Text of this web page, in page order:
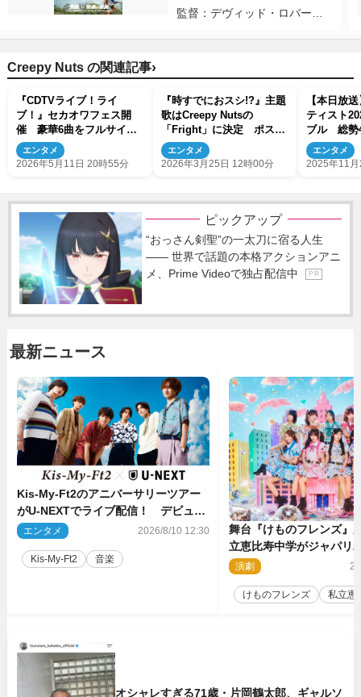
監督：デヴィッド・ロバー
Creepy Nuts の関連記事›
『CDTVライブ！ライ
ブ！』セカオワフェス開
催 豪華6曲をフルサイズ
ライブ
エンタメ
2026年5月11日 20時55分
『時すでにおスシ!?』主題
歌はCreepy Nutsの
「Fright」に決定 ポスタ
ービジュアルも解禁
エンタメ
2026年3月25日 12時00分
【本日放
ティスト
ブル 総勢
放送！
エンタメ
2025年11
ピックアップ
“おっさん剣聖”の一太刀に宿る人生
―― 世界で話題の本格アクションアニ
メ、Prime Videoで独占配信中
P R
最新ニュース
Kis‐My‐Ft2のアニバーサリーツアー
がU‐NEXTでライブ配信！ デビュー
15周年の記念日に開催される特別な
エンタメ 2026/8/10 12:30
Kis‐My‐Ft2 音楽
舞台『けものフレンズ』
立恵比寿中学がジャパリ
場！
演劇
けものフレンズ 私立恵
オシャレすぎる71歳・片岡鶴太郎、ギャルソ